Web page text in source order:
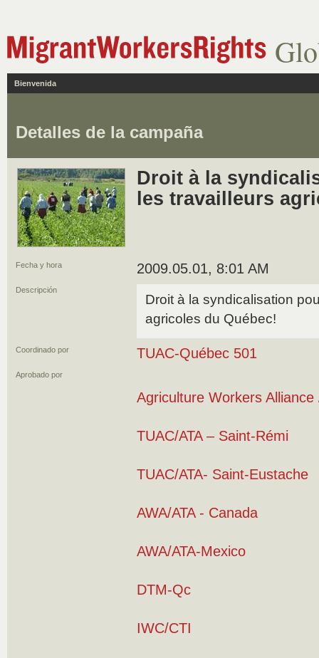
Bienvenida
Detalles de la campaña
Droit à la
les travailleurs
Fecha y hora 2009.05.01, 8:01 AM
Descripción
Droit à la syndicalisation
agricoles du Québec!
Coordinado por TUAC-Québec 501
Aprobado por
Agriculture Workers
TUAC/ATA – Saint-Rémi
TUAC/ATA- Saint-Eustache
AWA/ATA - Canada
AWA/ATA-Mexico
DTM-Qc
IWC/CTI